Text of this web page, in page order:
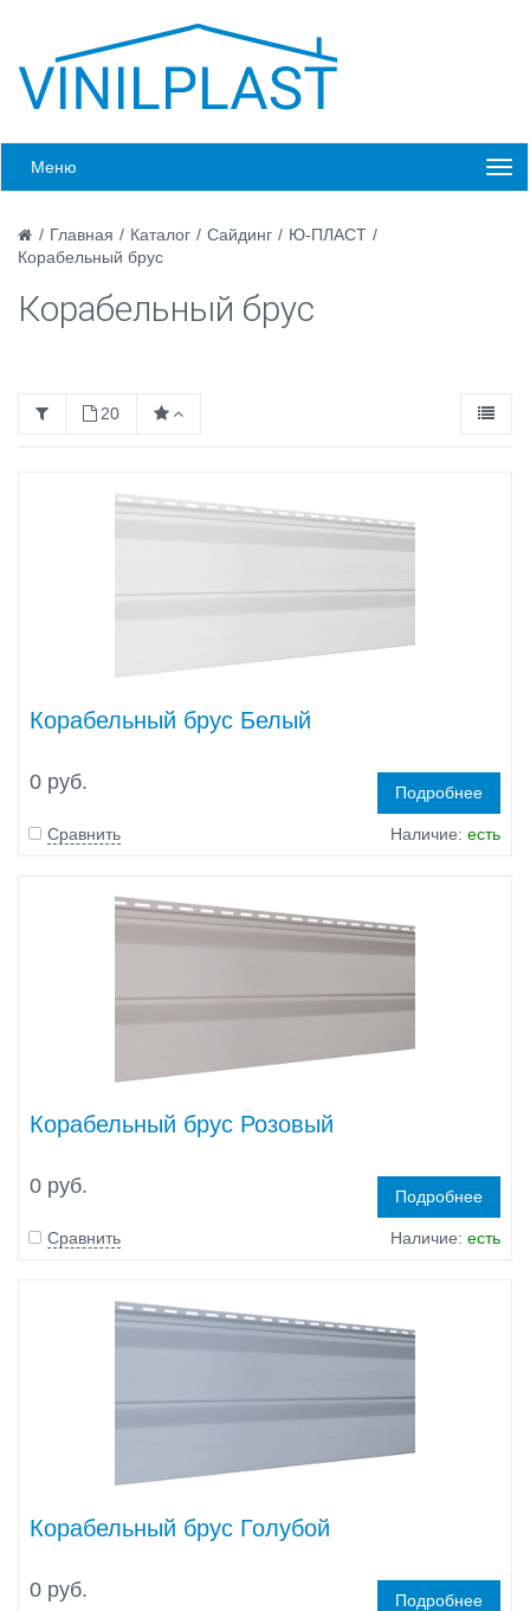
Меню
/ Главная / Каталог / Сайдинг / Ю-ПЛАСТ /
Корабельный брус
Корабельный брус
20
Корабельный брус Белый
0 руб. Подробнее
Сравнить Наличие: есть
Корабельный брус Розовый
0 руб. Подробнее
Сравнить Наличие: есть
Корабельный брус Голубой
0 руб. Подробнее